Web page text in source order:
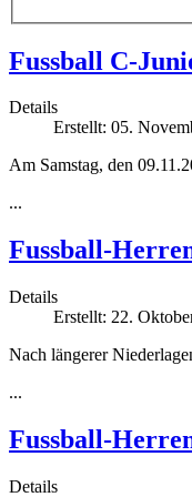
Fussball C-
Details
Erstellt: 05.
Am Samstag, den
...
Fussball-
Details
Erstellt: 22.
Nach längerer
...
Fussball-
Details